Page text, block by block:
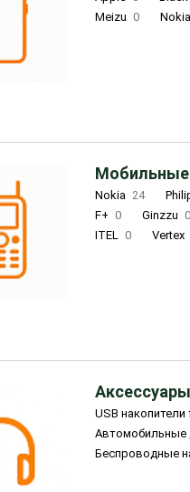
Meizu 0 Nokia
Nokia 24
F+ 0 Ginzzu 0
ITEL 0 Vertex
USB накопители
Автомобильные
Беспроводные